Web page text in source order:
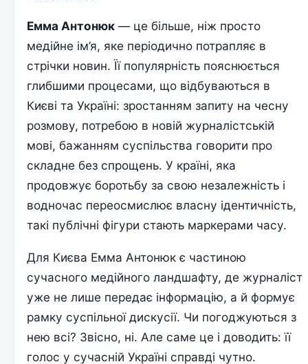
Емма Антонюк — це більше, ніж просто
медійне ім’я, яке періодично потрапляє в
стрічки новин. Її популярність пояснюється
глибшими процесами, що відбуваються в
Києві та Україні: зростанням запиту на чесну
розмову, потребою в новій журналістській
мові, бажанням суспільства говорити про
складне без спрощень. У країні, яка
продовжує боротьбу за свою незалежність і
водночас переосмислює власну ідентичність,
такі публічні фігури стають маркерами часу.
Для Києва Емма Антонюк є частиною
сучасного медійного ландшафту, де журналіст
уже не лише передає інформацію, а й формує
рамку суспільної дискусії. Чи погоджуються з
нею всі? Звісно, ні. Але саме це і доводить: її
голос у сучасній Україні справді чутно.